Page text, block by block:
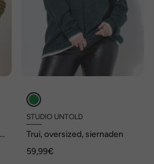
STUDIO UNTOLD
Trui, oversized, siernaden
59,99€